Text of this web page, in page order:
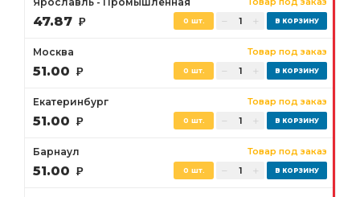
47.87 Р 0 шт.
Москва Товар под заказ
51.00 Р 0 шт.
Екатеринбург Товар под заказ
51.00 Р 0 шт.
Барнаул Товар под заказ
51.00 Р 0 шт.